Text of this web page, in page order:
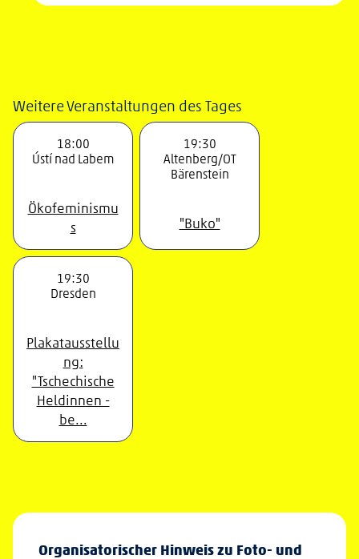
Weitere Veranstaltungen des Tages
18:00
Ústí nad Labem
Ökofeminismu
s
19:30
Altenberg/OT
Bärenstein
"Buko"
19:30
Dresden
Plakatausstellu
ng:
"Tschechische
Heldinnen -
be...
Organisatorischer Hinweis zu Foto- und